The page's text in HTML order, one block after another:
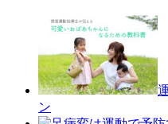
ン